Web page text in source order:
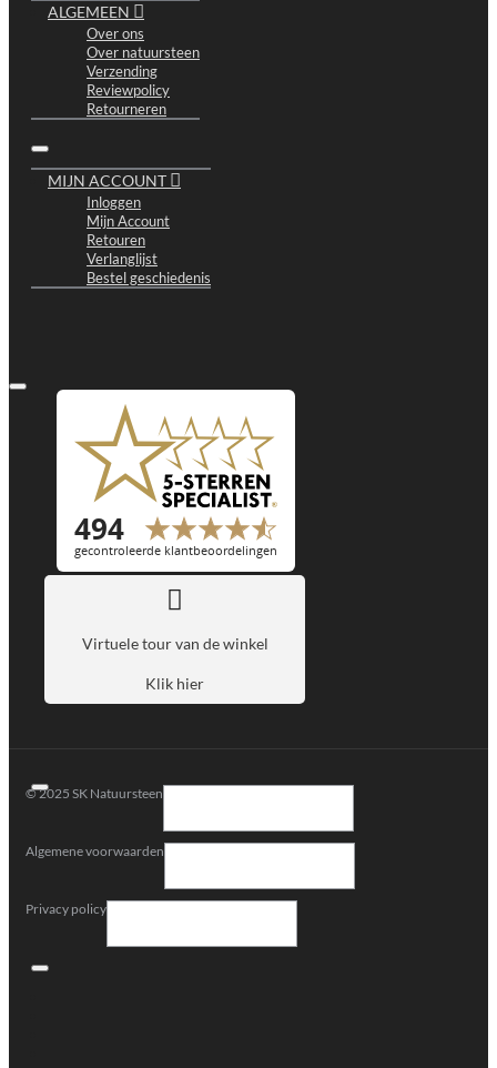
ALGEMEEN
Over ons
Over natuursteen
Verzending
Reviewpolicy
Retourneren
MIJN ACCOUNT
Inloggen
Mijn Account
Retouren
Verlanglijst
Bestel geschiedenis
Virtuele tour van de winkel
Klik hier
© 2025 SK Natuursteen
Algemene voorwaarden
Privacy policy